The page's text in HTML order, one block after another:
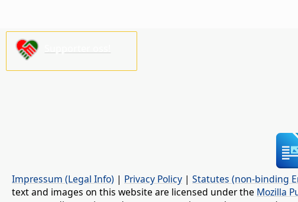
Impressum (Legal Info) | Privacy Policy | Statutes (non-binding
text and images on this website are licensed under the Mozilla